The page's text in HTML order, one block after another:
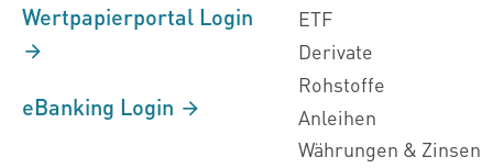
Wertpapierportal Login
eBanking Login
ETF
Derivate
Rohstoffe
Anleihen
Währungen & Zinsen